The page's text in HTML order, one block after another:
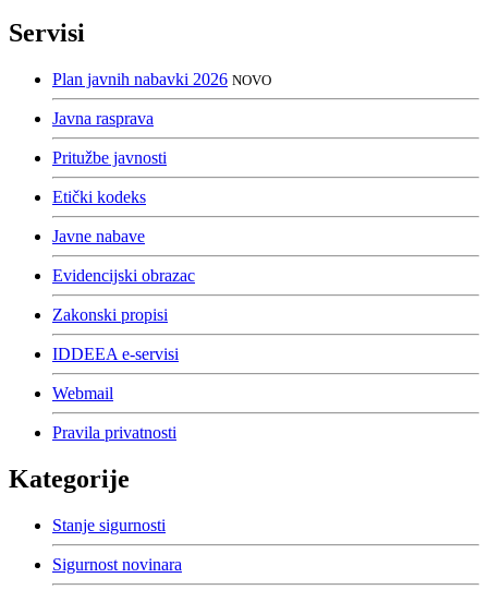
Servisi
Plan javnih nabavki 2026 NOVO
Javna rasprava
Pritužbe javnosti
Etički kodeks
Javne nabave
Evidencijski obrazac
Zakonski propisi
IDDEEA e-servisi
Webmail
Pravila privatnosti
Kategorije
Stanje sigurnosti
Sigurnost novinara